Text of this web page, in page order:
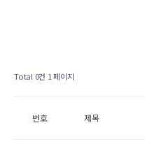
Total 0건 1 페이지
번호 제목